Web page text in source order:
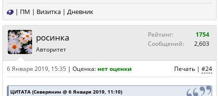
| ПМ | Визитка | Дневник
росинка
Авторитет
Рейтинг:
1754
Сообщений:
2,603
Печать | #24
6 Января 2019, 15:35 | Оценка: нет оценки
ЦИТАТА (Северянин @ 6 Января 2019, 11:10)